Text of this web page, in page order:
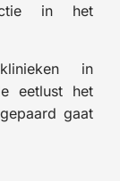
in het
in
eetlust het
gaat